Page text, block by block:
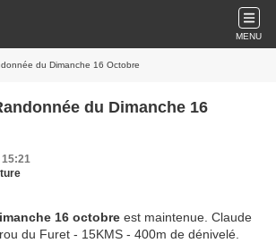
MENU
du Dimanche 16 Octobre
du Dimanche 16
15:21
16 octobre est maintenue. Claude
du Furet - 15KMS - 400m de dénivelé.